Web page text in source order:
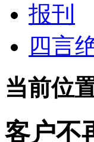
报刊
四言
当前位
客户不